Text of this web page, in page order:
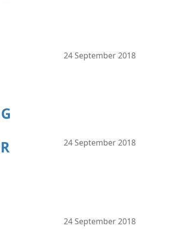
24 September 2018
24 September 2018
24 September 2018